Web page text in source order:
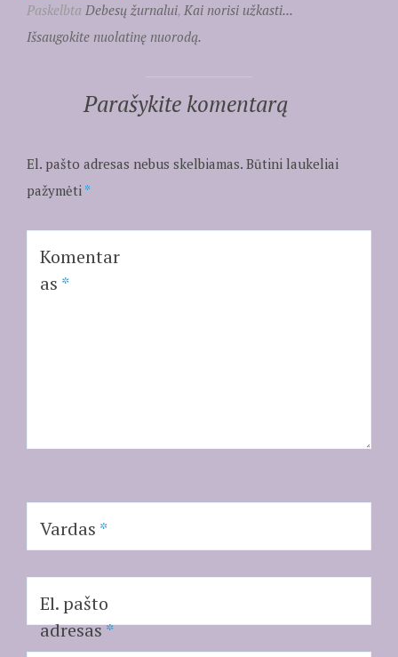
Paskelbta Debesų žurnalui, Kai norisi užkasti...
Išsaugokite nuolatinę nuorodą.
Parašykite komentarą
El. pašto adresas nebus skelbiamas. Būtini laukeliai
pažymėti *
Komentar
as *
Vardas *
El. pašto
adresas*